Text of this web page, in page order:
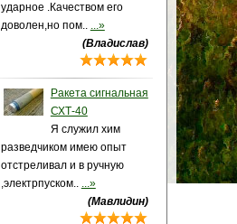
ударное .Качеством его
доволен,но пом.. ...»
(Владислав)
Ракета сигнальная
СХТ-40
Я служил хим
разведчиком имею опыт
отстреливал и в ручную
,электрпуском.. ...»
(Мавлидин)